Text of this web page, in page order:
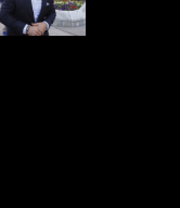
تقترب